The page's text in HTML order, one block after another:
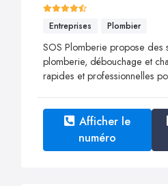
Entreprises Plombier
SOS Plomberie propose des
plomberie, débouchage et
rapides et professionnelles
Afficher le
numéro